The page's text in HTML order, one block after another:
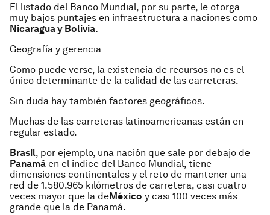
El listado del Banco Mundial, por su parte, le otorga
muy bajos puntajes en infraestructura a naciones como
Nicaragua y Bolivia.
Geografía y gerencia
Como puede verse, la existencia de recursos no es el
único determinante de la calidad de las carreteras.
Sin duda hay también factores geográficos.
Muchas de las carreteras latinoamericanas están en
regular estado.
Brasil, por ejemplo, una nación que sale por debajo de
Panamá en el índice del Banco Mundial, tiene
dimensiones continentales y el reto de mantener una
red de 1.580.965 kilómetros de carretera, casi cuatro
veces mayor que la deMéxico y casi 100 veces más
grande que la de Panamá.